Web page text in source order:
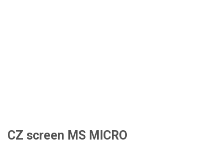
CZ screen MS MICRO